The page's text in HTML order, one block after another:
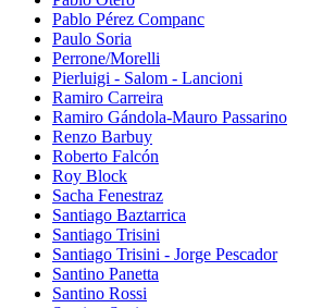
Pablo Pérez Companc
Paulo Soria
Perrone/Morelli
Pierluigi - Salom - Lancioni
Ramiro Carreira
Ramiro Gándola-Mauro Passarino
Renzo Barbuy
Roberto Falcón
Roy Block
Sacha Fenestraz
Santiago Baztarrica
Santiago Trisini
Santiago Trisini - Jorge Pescador
Santino Panetta
Santino Rossi